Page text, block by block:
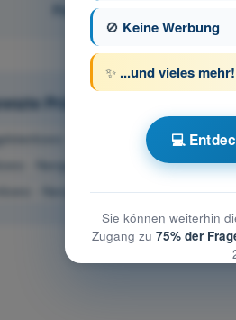
Frage 61 von 95
Prüfungssimulationen
- Navigation
- Navigation
- Navigation
🚫 Keine Werbung
✨ ...und vieles mehr!
💻
Sie können weiterhin
Zugang zu 75% der